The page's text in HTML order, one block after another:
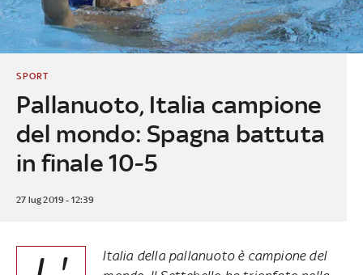
Pallanuoto, Italia campione
del mondo: Spagna battuta
in finale 10-5
SPORT
27 lug 2019 - 12:39
Italia della pallanuoto è campione del